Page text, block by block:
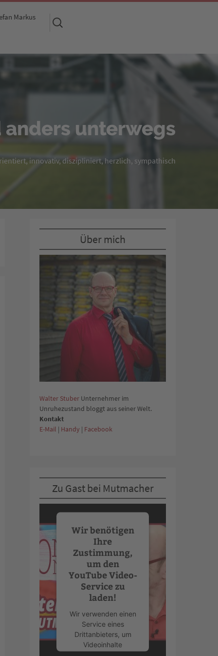
Markus
Suchen
nach:
anders unterwegs
innovativ, diszipliniert, herzlich, sympathisch
Über mich
Walter Stuber Unternehmer im
Unruhezustand bloggt aus seiner Welt.
Kontakt
E-Mail | Handy | Facebook
Zu Gast bei Mutmacher
Wir benötigen
Ihre
Zustimmung,
um den
YouTube Video-
Service zu
laden!
Wir verwenden einen
Service eines
Drittanbieters, um
Videoinhalte